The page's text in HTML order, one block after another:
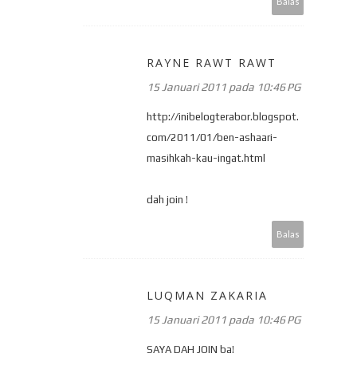
RAYNE RAWT RAWT
15 Januari 2011 pada 10:46 PG
http://inibelogterabor.blogspot.
com/2011/01/ben-ashaari-
masihkah-kau-ingat.html
dah join !
Balas
LUQMAN ZAKARIA
15 Januari 2011 pada 10:46 PG
SAYA DAH JOIN ba!